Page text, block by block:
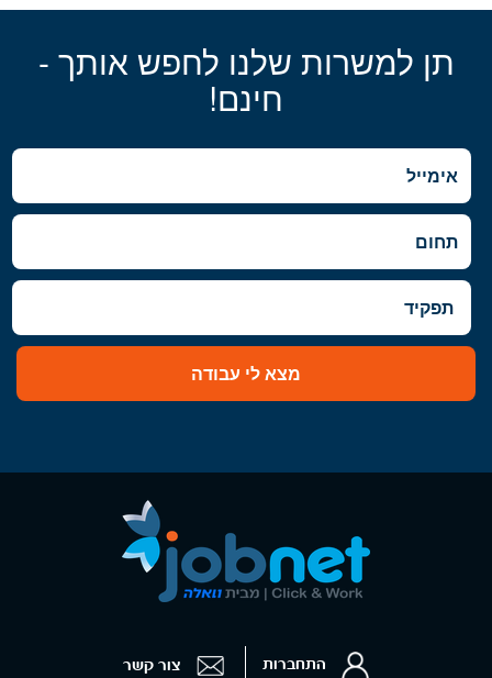
תן למשרות שלנו לחפש אותך -
חינם!
מצא לי עבודה